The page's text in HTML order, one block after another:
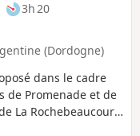
3h 20
(Dordogne)
dans le cadre
de Promenade et de
La Rochebeaucourt